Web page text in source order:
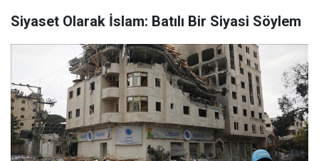
Siyaset Olarak İslam: Batılı Bir Siyasi Söylem